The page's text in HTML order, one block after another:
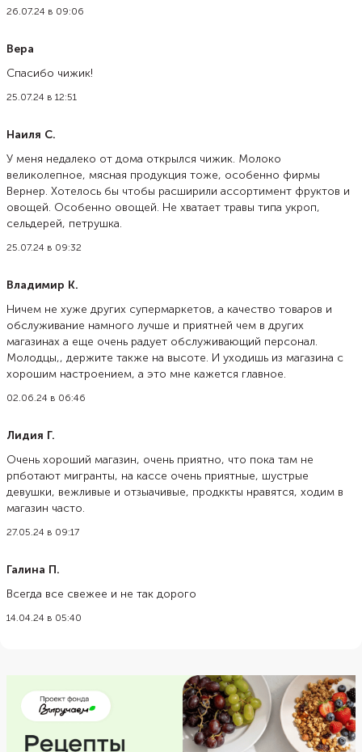
26.07.24 в 09:06
Вера
Спасибо чижик!
25.07.24 в 12:51
Наиля С.
У меня недалеко от дома открылся чижик. Молоко
великолепное, мясная продукция тоже, особенно фирмы
Вернер. Хотелось бы чтобы расширили ассортимент фруктов и
овощей. Особенно овощей. Не хватает травы типа укроп,
сельдерей, петрушка.
25.07.24 в 09:32
Владимир К.
Ничем не хуже других супермаркетов, а качество товаров и
обслуживание намного лучше и приятней чем в других
магазинах а еще очень радует обслуживающий персонал.
Молодцы,, держите также на высоте. И уходишь из магазина с
хорошим настроением, а это мне кажется главное.
02.06.24 в 06:46
Лидия Г.
Очень хороший магазин, очень приятно, что пока там не
рпботают мигранты, на кассе очень приятные, шустрые
девушки, вежливые и отзыачивые, продккты нравятся, ходим в
магазин часто.
27.05.24 в 09:17
Галина П.
Всегда все свежее и не так дорого
14.04.24 в 05:40